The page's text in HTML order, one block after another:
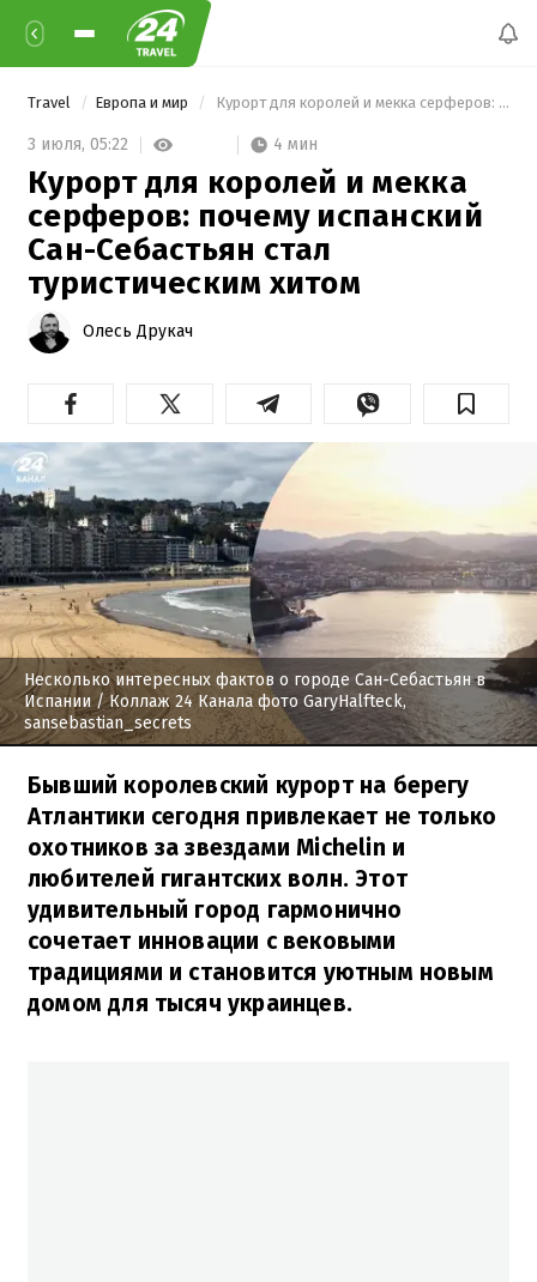
Travel Европа и мир Курорт для королей и мекка серферов: почему испанский Сан-Себастьян стал туристическим хитом
3 июля, 05:22 4 мин
Курорт для королей и мекка
серферов: почему испанский
Сан-Себастьян стал
туристическим хитом
Олесь Друкач
Несколько интересных фактов о городе Сан-Себастьян в
Испании / Коллаж 24 Канала фото GaryHalfteck,
sansebastian_secrets
Бывший королевский курорт на берегу
Атлантики сегодня привлекает не только
охотников за звездами Michelin и
любителей гигантских волн. Этот
удивительный город гармонично
сочетает инновации с вековыми
традициями и становится уютным новым
домом для тысяч украинцев.